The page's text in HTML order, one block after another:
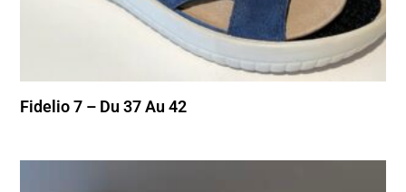
Fidelio 7 – Du 37 Au 42